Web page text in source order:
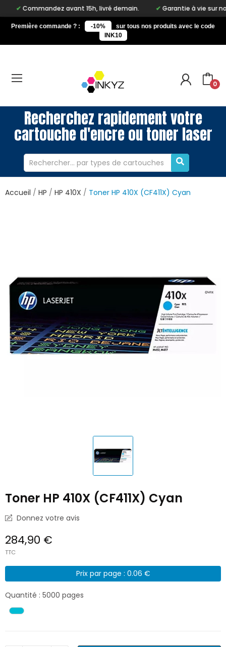
avant 15h, livré demain. Garantie à vie sur notre
Première commande ? : -10%
sur tous nos produits avec le code
INK10
0
Recherchez rapidement votre
cartouche d'encre ou toner laser
Accueil HP HP 410X Toner HP 410X (CF411X) Cyan
Toner HP 410X (CF411X) Cyan
Donnez votre avis
284,90 €
TTC
Prix par page : 0.06 €
Quantité : 5000 pages